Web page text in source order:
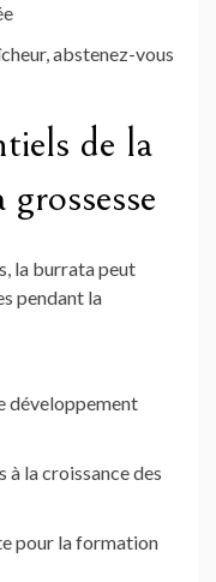
abstenez-vous
de la
la burrata peut
pendant la
développement
à la croissance des
pour la formation